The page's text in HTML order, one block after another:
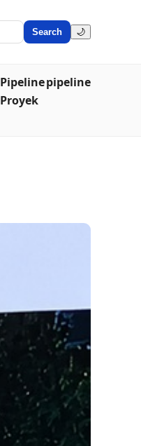
Search 🌙
Pipeline
Proyek
pipeline